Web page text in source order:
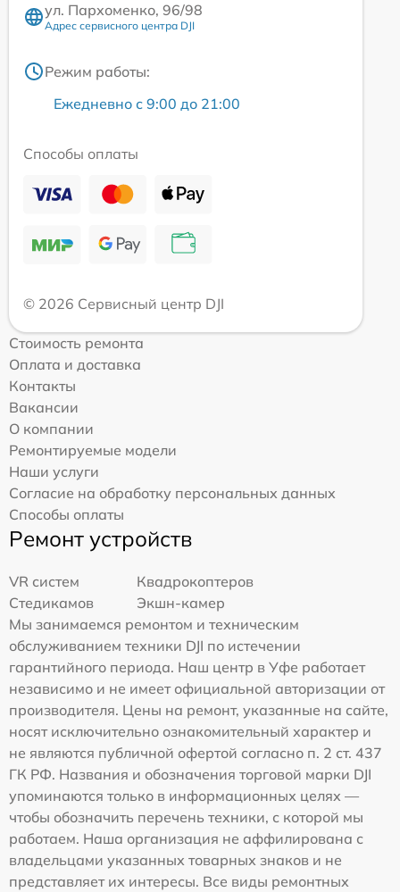
ул. Пархоменко, 96/98
Адрес сервисного центра DJI
Режим работы:
Ежедневно с 9:00 до 21:00
Способы оплаты
© 2026 Сервисный центр DJI
Стоимость ремонта
Оплата и доставка
Контакты
Вакансии
О компании
Ремонтируемые модели
Наши услуги
Согласие на обработку персональных данных
Способы оплаты
Ремонт устройств
VR систем
Квадрокоптеров
Стедикамов
Экшн-камер
Мы занимаемся ремонтом и техническим
обслуживанием техники DJI по истечении
гарантийного периода. Наш центр в Уфе работает
независимо и не имеет официальной авторизации от
производителя. Цены на ремонт, указанные на сайте,
носят исключительно ознакомительный характер и
не являются публичной офертой согласно п. 2 ст. 437
ГК РФ. Названия и обозначения торговой марки DJI
упоминаются только в информационных целях —
чтобы обозначить перечень техники, с которой мы
работаем. Наша организация не аффилирована с
владельцами указанных товарных знаков и не
представляет их интересы. Все виды ремонтных